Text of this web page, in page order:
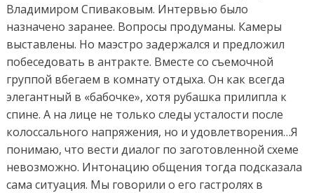
Владимиром Спиваковым. Интервью было
назначено заранее. Вопросы продуманы. Камеры
выставлены. Но маэстро задержался и предложил
побеседовать в антракте. Вместе со съемочной
группой вбегаем в комнату отдыха. Он как всегда
элегантный в «бабочке», хотя рубашка прилипла к
спине. А на лице не только следы усталости после
колоссального напряжения, но и удовлетворения…Я
понимаю, что вести диалог по заготовленной схеме
невозможно. Интонацию общения тогда подсказала
сама ситуация. Мы говорили о его гастролях в